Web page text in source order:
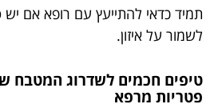
תמיד כדאי להתייעץ עם רופא אם יש
לשמור על איזון.
טיפים חכמים לשדרוג המטבח
פטריות מרפא